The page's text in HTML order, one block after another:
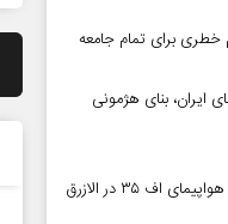
برای تمام جامعه
بنای هژمونی
انهدام کامل سه فروند هواپیمای اف ۳۵ در الازرق